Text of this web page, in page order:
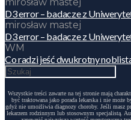
mirosław mastej
D3 error – badacze z
mirosław mastej
D3 error – badacze z
WM
Co radzi jeść dwukrotny
Wszystkie treści zawarte na tej stronie mają
być traktowana jako porada lekarska i nie może
gdyż nie umożliwia diagnozy choroby. Jeśli masz
lekarzem rodzinnym lub stosownym specjalistą.